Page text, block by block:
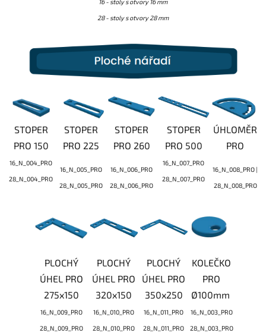
16 - stoly s otvory 16 mm
28 - stoly s otvory 28 mm
STOPER
PRO 150
STOPER
PRO 225
STOPER
PRO 260
STOPER
PRO 500
ÚHLOMĚR
PRO
16_N_004_PRO
28_N_004_PRO
16_N_005_PRO
28_N_005_PRO
16_N_006_PRO
28_N_006_PRO
16_N_007_PRO
28_N_007_PRO
16_N_008_PRO |
28_N_008_PRO
PLOCHÝ
ÚHEL PRO
275x150
PLOCHÝ
ÚHEL PRO
320x150
PLOCHÝ
ÚHEL PRO
350x250
KOLEČKO
PRO
Ø100mm
16_N_009_PRO
28_N_009_PRO
16_N_010_PRO
28_N_010_PRO
16_N_011_PRO
28_N_011_PRO
16_N_003_PRO
28_N_003_PRO